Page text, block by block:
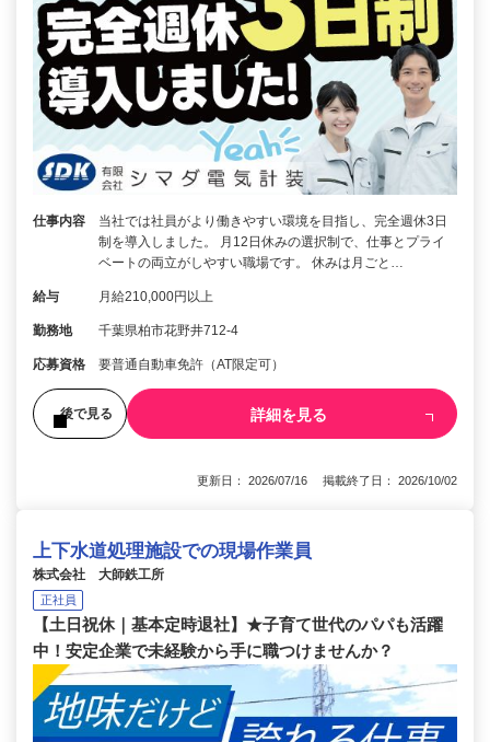
仕事内容
当社では社員がより働きやすい環境を目指し、完全週休3日
制を導入しました。 月12日休みの選択制で、仕事とプライ
ベートの両立がしやすい職場です。 休みは月ごと…
給与 月給210,000円以上
勤務地 千葉県柏市花野井712-4
応募資格 要普通自動車免許（AT限定可）
後で見る 詳細を見る
更新日： 2026/07/16 掲載終了日： 2026/10/02
上下水道処理施設での現場作業員
株式会社 大師鉄工所
正社員
【土日祝休｜基本定時退社】★子育て世代のパパも活躍
中！安定企業で未経験から手に職つけませんか？